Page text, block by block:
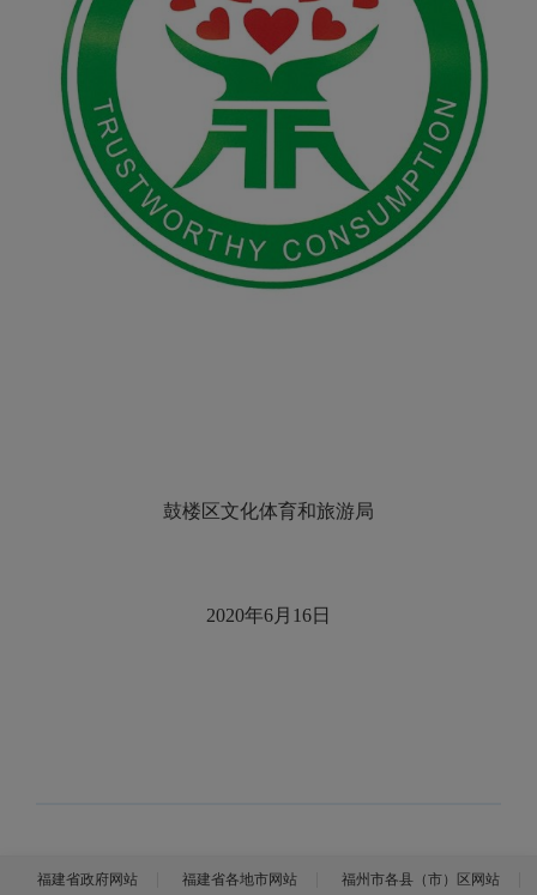
鼓楼区文化体育和旅游局
2020年6月16日
福建省政府网站 福建省各地市网站 福州市各县（市）区网站